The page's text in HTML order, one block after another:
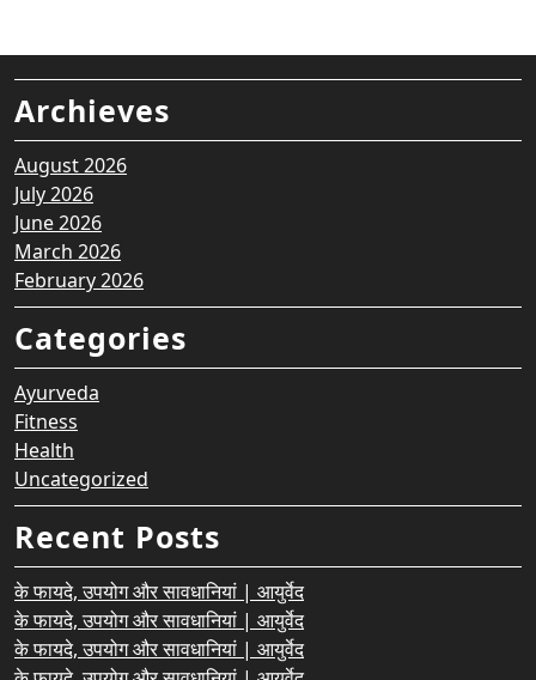
Archieves
August 2026
July 2026
June 2026
March 2026
February 2026
Categories
Ayurveda
Fitness
Health
Uncategorized
Recent Posts
के फायदे, उपयोग और सावधानियां | आयुर्वेद
के फायदे, उपयोग और सावधानियां | आयुर्वेद
के फायदे, उपयोग और सावधानियां | आयुर्वेद